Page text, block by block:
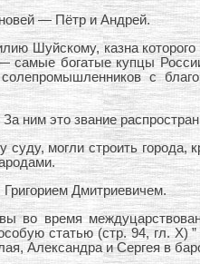
— Пётр и Андрей.
казна которого
богатые купцы
с
ним это звание
могли строить города,
Дмитриевичем.
во время
статью (стр. 94, гл. X) ”
Александра и Сергея в